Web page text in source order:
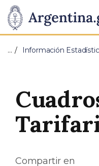
Presidencia
de
Nación
Pasar al contenido
… Información
Compartir en